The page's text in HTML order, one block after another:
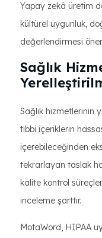
Yapay zekâ üretim
kültürel uygunluk,
değerlendirmesi
Sağlık
Sağlık hizmetlerinin
tıbbi içeriklerin
içerebileceğinden
tekrarlayan taslak
kalite kontrol
inceleme şarttır.
MotaWord, HIPAA